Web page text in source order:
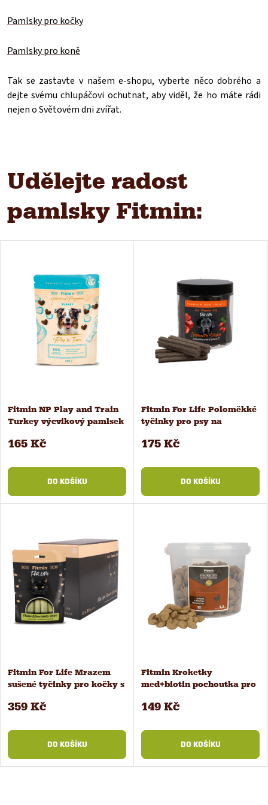
Pamlsky pro kočky
Pamlsky pro koně
Tak se zastavte v našem e-shopu, vyberte něco dobrého a
dejte svému chlupáčovi ochutnat, aby viděl, že ho máte rádi
nejen o Světovém dni zvířat.
Udělejte radost
pamlsky Fitmin:
Fitmin NP Play and Train
Turkey výcvikový pamlsek
165 Kč
DO KOŠÍKU
Fitmin For Life Poloměkké
tyčinky pro psy na
175 Kč
DO KOŠÍKU
Fitmin For Life Mrazem
sušené tyčinky pro kočky s
359 Kč
DO KOŠÍKU
Fitmin Kroketky
med+biotin pochoutka pro
149 Kč
DO KOŠÍKU